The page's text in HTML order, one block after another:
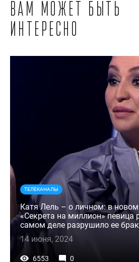
Вам может быть
интересно
ТЕЛЕКАНАЛЫ
Катя Лель – о личном: в
«Секрета на миллион» певица
самом деле разрушило ее брак
14 июня, 2024
6553 0